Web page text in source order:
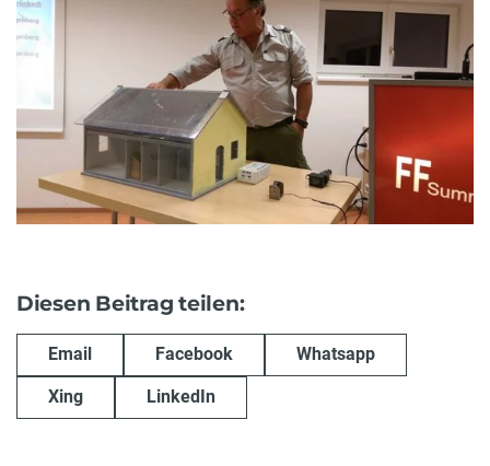
Diesen Beitrag teilen:
Email Facebook Whatsapp
Xing LinkedIn